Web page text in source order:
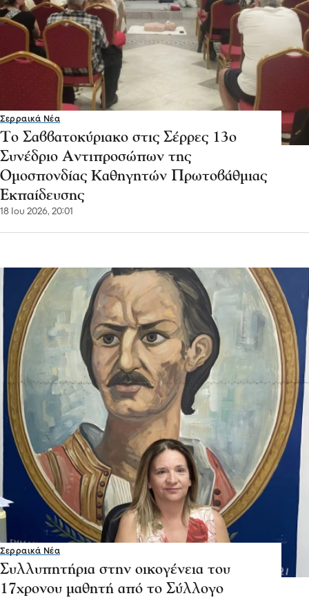
Σερραικά Νέα
Το Σαββατοκύριακο στις Σέρρες 13ο
Συνέδριο Αντιπροσώπων της
Ομοσπονδίας Καθηγητών Πρωτοβάθμιας
Εκπαίδευσης
18 Ιου 2026, 20:01
Σερραικά Νέα
Συλλυπητήρια στην οικογένεια του
17χρονου μαθητή από το Σύλλογο